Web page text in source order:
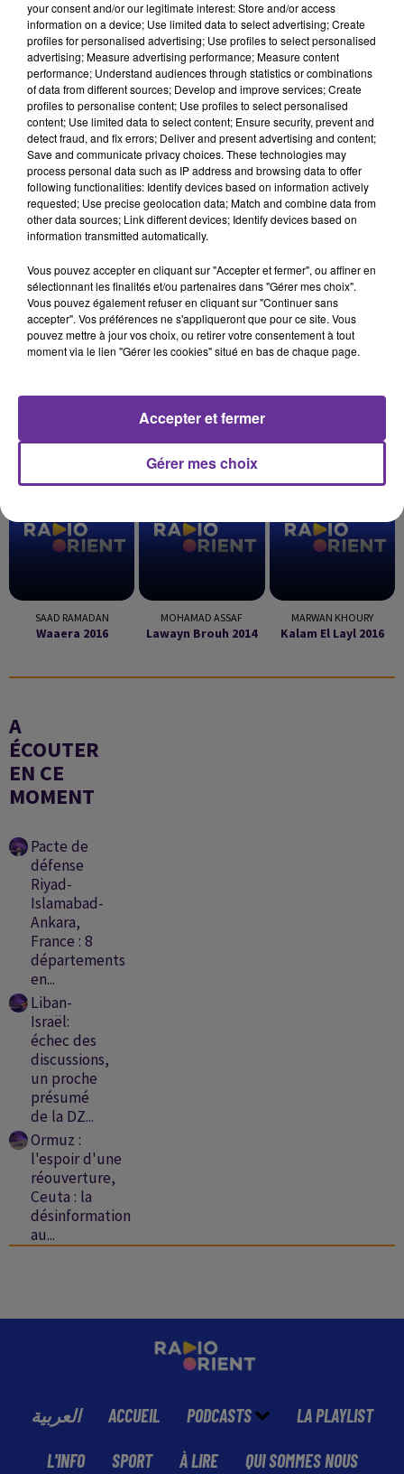
L'ONG a appelé à plusieurs reprises l'ONU à imposer un
embargo sur les armes "au gouvernement syrien, ainsi qu'à
tout groupe impliqué dans des violations systématiques ou à
grande échelle des droits de l'Homme".
AFP
LA PLAYLIST
SAAD RAMADAN
Waaera 2016
MOHAMAD ASSAF
Lawayn Brouh 2014
MARWAN KHOURY
Kalam El Layl 2016
A
ÉCOUTER
EN CE
MOMENT
Pacte de
défense
Riyad-
Islamabad-
Ankara,
France : 8
départements
en...
Liban-
Israël:
échec des
discussions,
un proche
présumé
de la DZ...
Ormuz :
l'espoir d'une
réouverture,
Ceuta : la
désinformation
au...
العربية ACCUEIL PODCASTS LA PLAYLIST
L'INFO SPORT À LIRE QUI SOMMES NOUS
your consent and/or our legitimate interest: Store and/or access
information on a device; Use limited data to select advertising; Create
profiles for personalised advertising; Use profiles to select personalised
advertising; Measure advertising performance; Measure content
performance; Understand audiences through statistics or combinations
of data from different sources; Develop and improve services; Create
profiles to personalise content; Use profiles to select personalised
content; Use limited data to select content; Ensure security, prevent and
detect fraud, and fix errors; Deliver and present advertising and content;
Save and communicate privacy choices. These technologies may
process personal data such as IP address and browsing data to offer
following functionalities: Identify devices based on information actively
requested; Use precise geolocation data; Match and combine data from
other data sources; Link different devices; Identify devices based on
information transmitted automatically.
Vous pouvez accepter en cliquant sur "Accepter et fermer", ou affiner en
sélectionnant les finalités et/ou partenaires dans "Gérer mes choix".
Vous pouvez également refuser en cliquant sur "Continuer sans
accepter". Vos préférences ne s'appliqueront que pour ce site. Vous
pouvez mettre à jour vos choix, ou retirer votre consentement à tout
moment via le lien "Gérer les cookies" situé en bas de chaque page.
Gérer mes choix
Accepter et fermer